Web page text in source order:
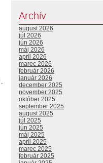
Archív
august 2026
júl 2026
jún 2026
máj 2026
apríl 2026
marec 2026
február 2026
január 2026
december 2025
november 2025
október 2025
september 2025
august 2025
júl 2025
jún 2025
máj 2025
apríl 2025
marec 2025
február 2025